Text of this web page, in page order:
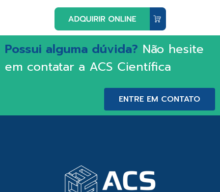
Possui alguma dúvida? Não hesite
em contatar a ACS Científica
ENTRE EM CONTATO